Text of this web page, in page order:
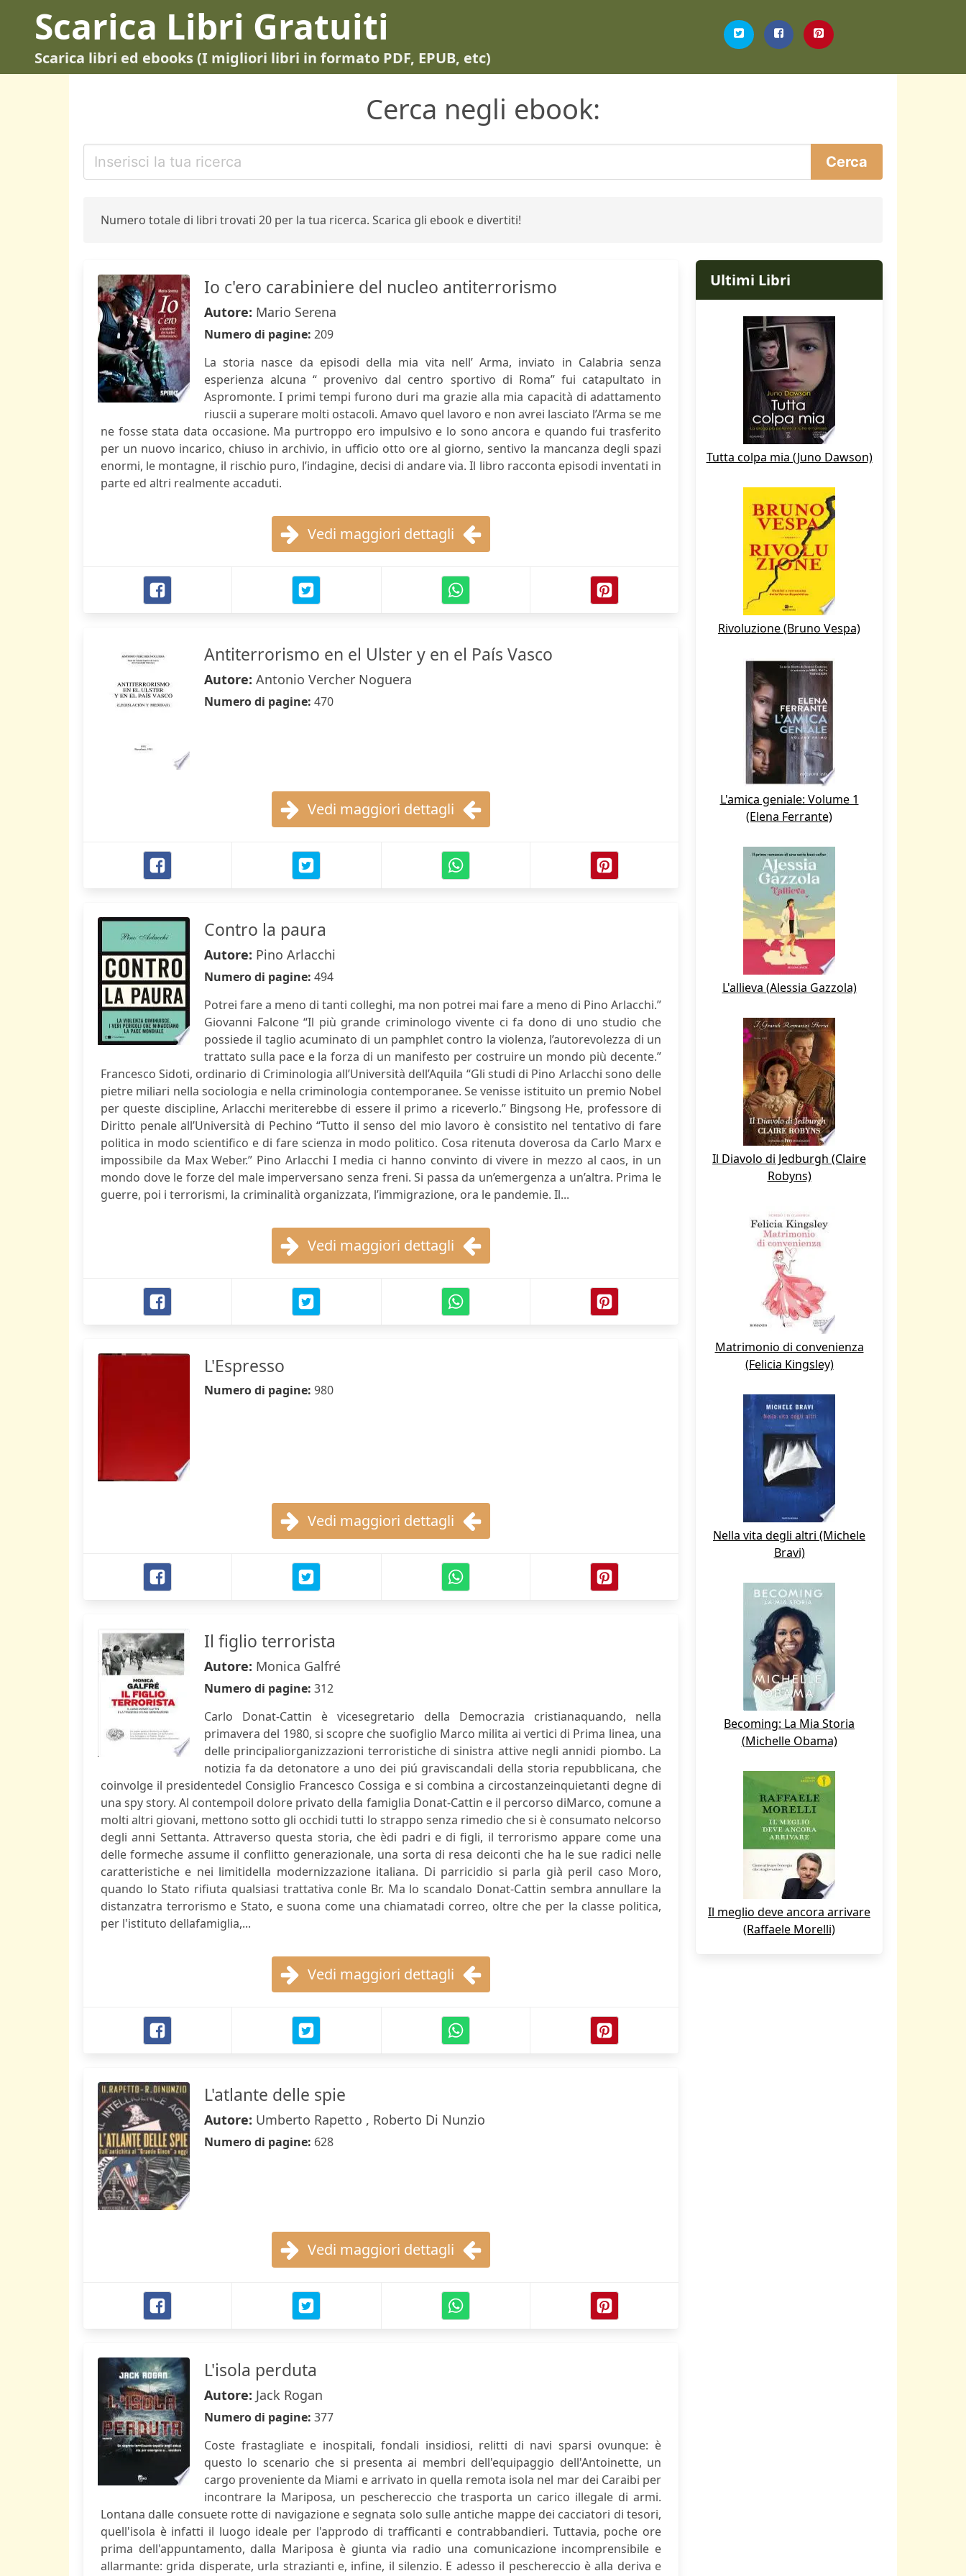
Scarica Libri Gratuiti
Scarica libri ed ebooks (I migliori libri in formato PDF, EPUB, etc)
Cerca negli ebook:
Numero totale di libri trovati 20 per la tua ricerca. Scarica gli ebook e divertiti!
Io c'ero carabiniere del nucleo antiterrorismo
Autore: Mario Serena
Numero di pagine: 209
La storia nasce da episodi della mia vita nell’ Arma, inviato in Calabria senza
esperienza alcuna “ provenivo dal centro sportivo di Roma” fui catapultato in
Aspromonte. I primi tempi furono duri ma grazie alla mia capacità di adattamento
riuscii a superare molti ostacoli. Amavo quel lavoro e non avrei lasciato l’Arma se me
ne fosse stata data occasione. Ma purtroppo ero impulsivo e lo sono ancora e quando fui trasferito
per un nuovo incarico, chiuso in archivio, in ufficio otto ore al giorno, sentivo la mancanza degli spazi
enormi, le montagne, il rischio puro, l’indagine, decisi di andare via. Il libro racconta episodi inventati in
parte ed altri realmente accaduti.
Vedi maggiori dettagli
Antiterrorismo en el Ulster y en el País Vasco
Autore: Antonio Vercher Noguera
Numero di pagine: 470
Vedi maggiori dettagli
Contro la paura
Autore: Pino Arlacchi
Numero di pagine: 494
Potrei fare a meno di tanti colleghi, ma non potrei mai fare a meno di Pino Arlacchi.”
Giovanni Falcone “Il più grande criminologo vivente ci fa dono di uno studio che
possiede il taglio acuminato di un pamphlet contro la violenza, l’autorevolezza di un
trattato sulla pace e la forza di un manifesto per costruire un mondo più decente.”
Francesco Sidoti, ordinario di Criminologia all’Università dell’Aquila “Gli studi di Pino Arlacchi sono delle
pietre miliari nella sociologia e nella criminologia contemporanee. Se venisse istituito un premio Nobel
per queste discipline, Arlacchi meriterebbe di essere il primo a riceverlo.” Bingsong He, professore di
Diritto penale all’Università di Pechino “Tutto il senso del mio lavoro è consistito nel tentativo di fare
politica in modo scientifico e di fare scienza in modo politico. Cosa ritenuta doverosa da Carlo Marx e
impossibile da Max Weber.” Pino Arlacchi I media ci hanno convinto di vivere in mezzo al caos, in un
mondo dove le forze del male imperversano senza freni. Si passa da un’emergenza a un’altra. Prima le
guerre, poi i terrorismi, la criminalità organizzata, l’immigrazione, ora le pandemie. Il...
Vedi maggiori dettagli
L'Espresso
Numero di pagine: 980
Vedi maggiori dettagli
Il figlio terrorista
Autore: Monica Galfré
Numero di pagine: 312
Carlo Donat-Cattin è vicesegretario della Democrazia cristianaquando, nella
primavera del 1980, si scopre che suofiglio Marco milita ai vertici di Prima linea, una
delle principaliorganizzazioni terroristiche di sinistra attive negli annidi piombo. La
notizia fa da detonatore a uno dei piú graviscandali della storia repubblicana, che
coinvolge il presidentedel Consiglio Francesco Cossiga e si combina a circostanzeinquietanti degne di
una spy story. Al contempoil dolore privato della famiglia Donat-Cattin e il percorso diMarco, comune a
molti altri giovani, mettono sotto gli occhidi tutti lo strappo senza rimedio che si è consumato nelcorso
degli anni Settanta. Attraverso questa storia, che èdi padri e di figli, il terrorismo appare come una
delle formeche assume il conflitto generazionale, una sorta di resa deiconti che ha le sue radici nelle
caratteristiche e nei limitidella modernizzazione italiana. Di parricidio si parla già peril caso Moro,
quando lo Stato rifiuta qualsiasi trattativa conle Br. Ma lo scandalo Donat-Cattin sembra annullare la
distanzatra terrorismo e Stato, e suona come una chiamatadi correo, oltre che per la classe politica,
per l'istituto dellafamiglia,...
Vedi maggiori dettagli
L'atlante delle spie
Autore: Umberto Rapetto , Roberto Di Nunzio
Numero di pagine: 628
Vedi maggiori dettagli
L'isola perduta
Autore: Jack Rogan
Numero di pagine: 377
Coste frastagliate e inospitali, fondali insidiosi, relitti di navi sparsi ovunque: è
questo lo scenario che si presenta ai membri dell'equipaggio dell'Antoinette, un
cargo proveniente da Miami e arrivato in quella remota isola nel mar dei Caraibi per
incontrare la Mariposa, un peschereccio che trasporta un carico illegale di armi.
Lontana dalle consuete rotte di navigazione e segnata solo sulle antiche mappe dei cacciatori di tesori,
quell'isola è infatti il luogo ideale per l'approdo di trafficanti e contrabbandieri. Tuttavia, poche ore
prima dell'appuntamento, dalla Mariposa è giunta via radio una comunicazione incomprensibile e
allarmante: grida disperate, urla strazianti e, infine, il silenzio. E adesso il peschereccio è alla deriva e
Ultimi Libri
Tutta colpa mia (Juno Dawson)
Rivoluzione (Bruno Vespa)
L'amica geniale: Volume 1
(Elena Ferrante)
L'allieva (Alessia Gazzola)
Il Diavolo di Jedburgh (Claire
Robyns)
Matrimonio di convenienza
(Felicia Kingsley)
Nella vita degli altri (Michele
Bravi)
Becoming: La Mia Storia
(Michelle Obama)
Il meglio deve ancora arrivare
(Raffaele Morelli)